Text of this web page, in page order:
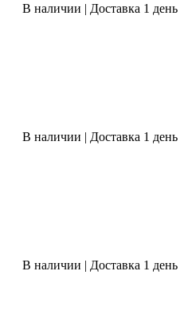
В наличии | Доставка 1 день
В наличии | Доставка 1 день
В наличии | Доставка 1 день